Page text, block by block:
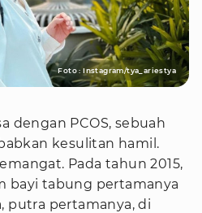
Foto : Instagram/tya_ariestya
dengan PCOS, sebuah
kesulitan hamil.
Pada tahun 2015,
bayi tabung pertamanya
putra pertamanya, di